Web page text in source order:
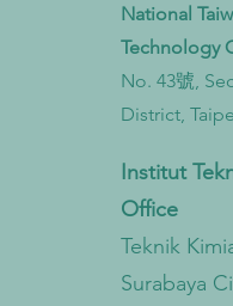
Taiwan
Darat
National
Technology
No. 43號,
District,
Institut
Office
Teknik
Surabaya